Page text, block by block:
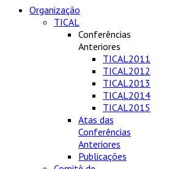
Organização
TICAL
Conferências
Anteriores
TICAL2011
TICAL2012
TICAL2013
TICAL2014
TICAL2015
Atas das
Conferências
Anteriores
Publicações